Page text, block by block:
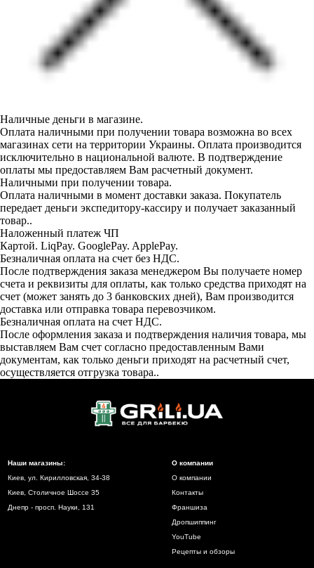
Наличные деньги в магазине.
Оплата наличными при получении товара возможна во всех
магазинах сети на территории Украины. Оплата производится
исключительно в национальной валюте. В подтверждение
оплаты мы предоставляем Вам расчетный документ.
Наличными при получении товара.
Оплата наличными в момент доставки заказа. Покупатель
передает деньги экспедитору-кассиру и получает заказанный
товар..
Наложенный платеж ЧП
Картой. LiqPay. GooglePay. ApplePay.
Безналичная оплата на счет без НДС.
После подтверждения заказа менеджером Вы получаете номер
счета и реквизиты для оплаты, как только средства приходят на
счет (может занять до 3 банковских дней), Вам производится
доставка или отправка товара перевозчиком.
Безналичная оплата на счет НДС.
После оформления заказа и подтверждения наличия товара, мы
выставляем Вам счет согласно предоставленным Вами
документам, как только деньги приходят на расчетный счет,
осуществляется отгрузка товара..
Наши магазины:
Киев, ул. Кирилловская, 34-38
Киев, Столичное Шоссе 35
Днепр - просп. Науки, 131
О компании
О компании
Контакты
Франшиза
Дропшиппинг
YouTube
Рецепты и обзоры